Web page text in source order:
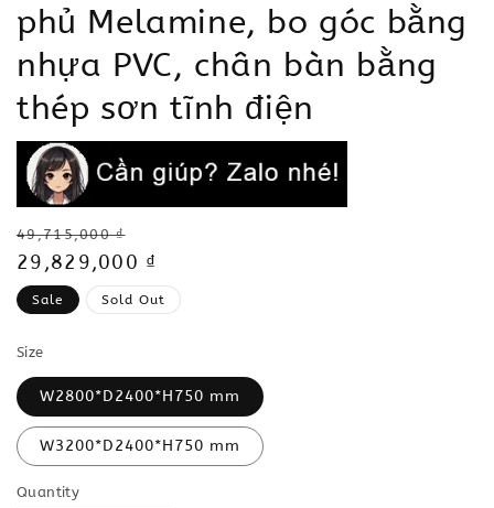
phủ Melamine, bo góc bằng
nhựa PVC, chân bàn bằng
thép sơn tĩnh điện
Regular
price
49,715,000 ₫
Sale
price
29,829,000 ₫
Sale Sold Out
Size
W2800*D2400*H750 mm
W3200*D2400*H750 mm
Quantity